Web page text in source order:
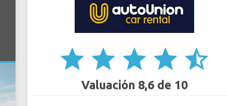
star star star star star_half
Valuación 8,6 de 10